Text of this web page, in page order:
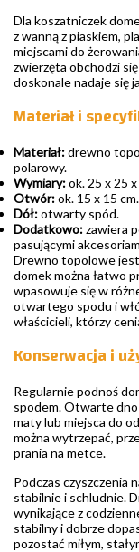
Dla koszatniczek
z wanną z piaskiem,
miejscami do
zwierzęta obchodzi
doskonale nadaje się
Materiał i
Materiał:drewno
polarowy.
Wymiary:ok. 25 x 25
Otwór:ok. 15 x 15 cm.
Dół:otwarty spód.
Dodatkowo:zawiera
pasującymi
Drewno topolowe jest
domek można łatwo
wpasowuje się w
otwartego spodu i
właścicieli, którzy
Konserwacja i
Regularnie podnoś
spodem. Otwarte dno
maty lub miejsca do
można wytrzepać,
prania na metce.
Podczas czyszczenia
stabilnie i schludnie.
wynikające z
stabilny i dobrze
pozostać miłym,